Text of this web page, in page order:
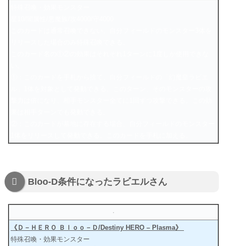
Bloo-D条件になったラビエルさん
《Ｄ－ＨＥＲＯ Ｂｌｏｏ－Ｄ/Destiny HERO – Plasma》
特殊召喚・効果モンスター